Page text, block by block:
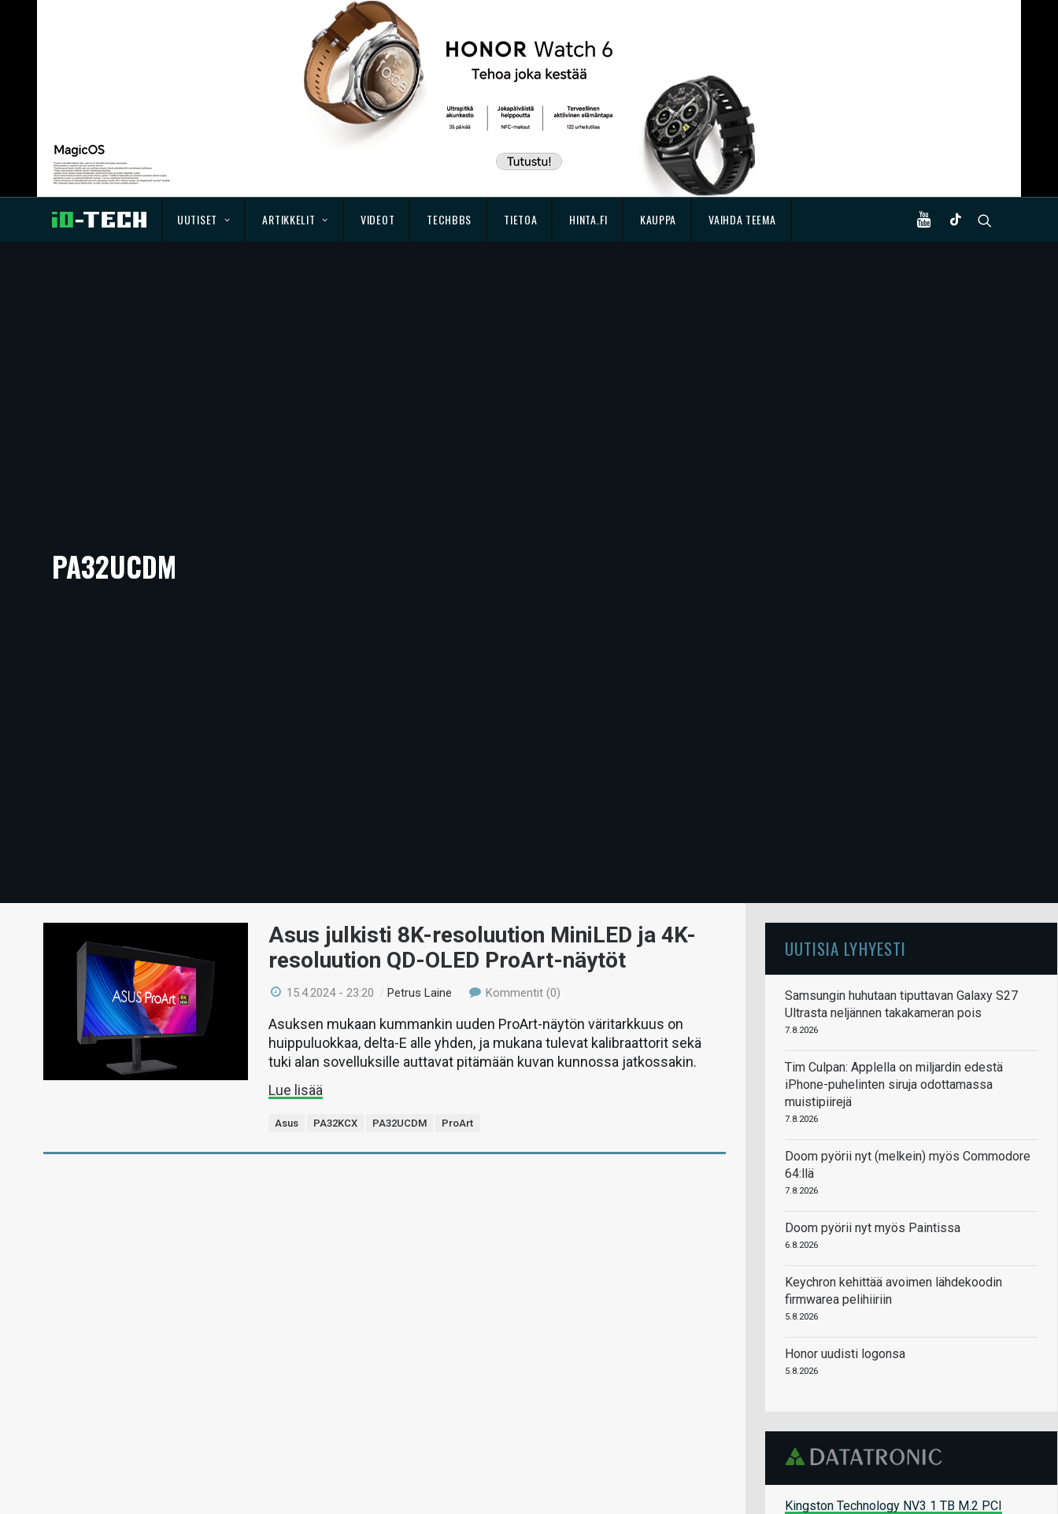
UUTISET ARTIKKELIT VIDEOT TECHBBS TIETOA HINTA.FI KAUPPA VAIHDA TEEMA
PA32UCDM
Asus julkisti 8K-resoluution MiniLED ja 4K-
resoluution QD-OLED ProArt-näytöt
15.4.2024 - 23:20 /Petrus Laine Kommentit (0)
Asuksen mukaan kummankin uuden ProArt-näytön väritarkkuus on
huippuluokkaa, delta-E alle yhden, ja mukana tulevat kalibraattorit sekä
tuki alan sovelluksille auttavat pitämään kuvan kunnossa jatkossakin.
Lue lisää
Asus PA32KCX PA32UCDM ProArt
UUTISIA LYHYESTI
Samsungin huhutaan tiputtavan Galaxy S27
Ultrasta neljännen takakameran pois
7.8.2026
Tim Culpan: Applella on miljardin edestä
iPhone-puhelinten siruja odottamassa
muistipiirejä
7.8.2026
Doom pyörii nyt (melkein) myös Commodore
64:llä
7.8.2026
Doom pyörii nyt myös Paintissa
6.8.2026
Keychron kehittää avoimen lähdekoodin
firmwarea pelihiiriin
5.8.2026
Honor uudisti logonsa
5.8.2026
Kingston Technology NV3 1 TB M.2 PCI